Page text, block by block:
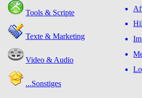
Tools & Scripte
Texte & Marketing
Video & Audio
...Sonstiges